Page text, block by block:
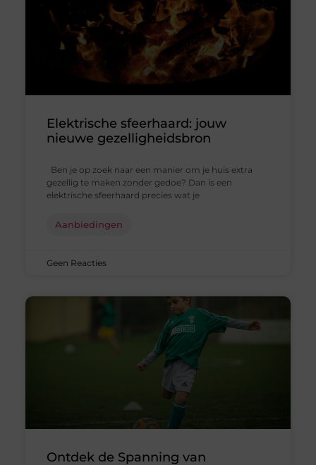
Elektrische sfeerhaard: jouw
nieuwe gezelligheidsbron
Ben je op zoek naar een manier om je huis extra
gezellig te maken zonder gedoe? Dan is een
elektrische sfeerhaard precies wat je
Aanbiedingen
Geen Reacties
Ontdek de Spanning van